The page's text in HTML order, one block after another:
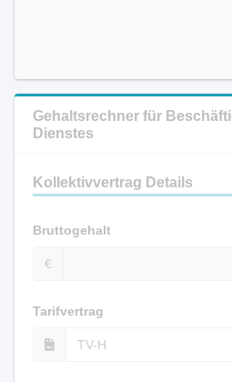
Gehaltsrechner für
Dienstes
Kollektivvertrag Details
Bruttogehalt
€
Tarifvertrag